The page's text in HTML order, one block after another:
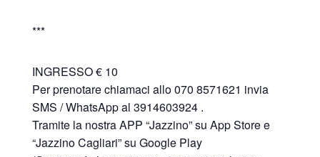
***
INGRESSO € 10
Per prenotare chiamaci allo 070 8571621 invia
SMS / WhatsApp al 3914603924 .
Tramite la nostra APP “Jazzino” su App Store e
“Jazzino Cagliari” su Google Play